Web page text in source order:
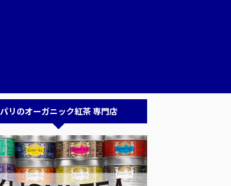
パリのオーガニック紅茶 専門店